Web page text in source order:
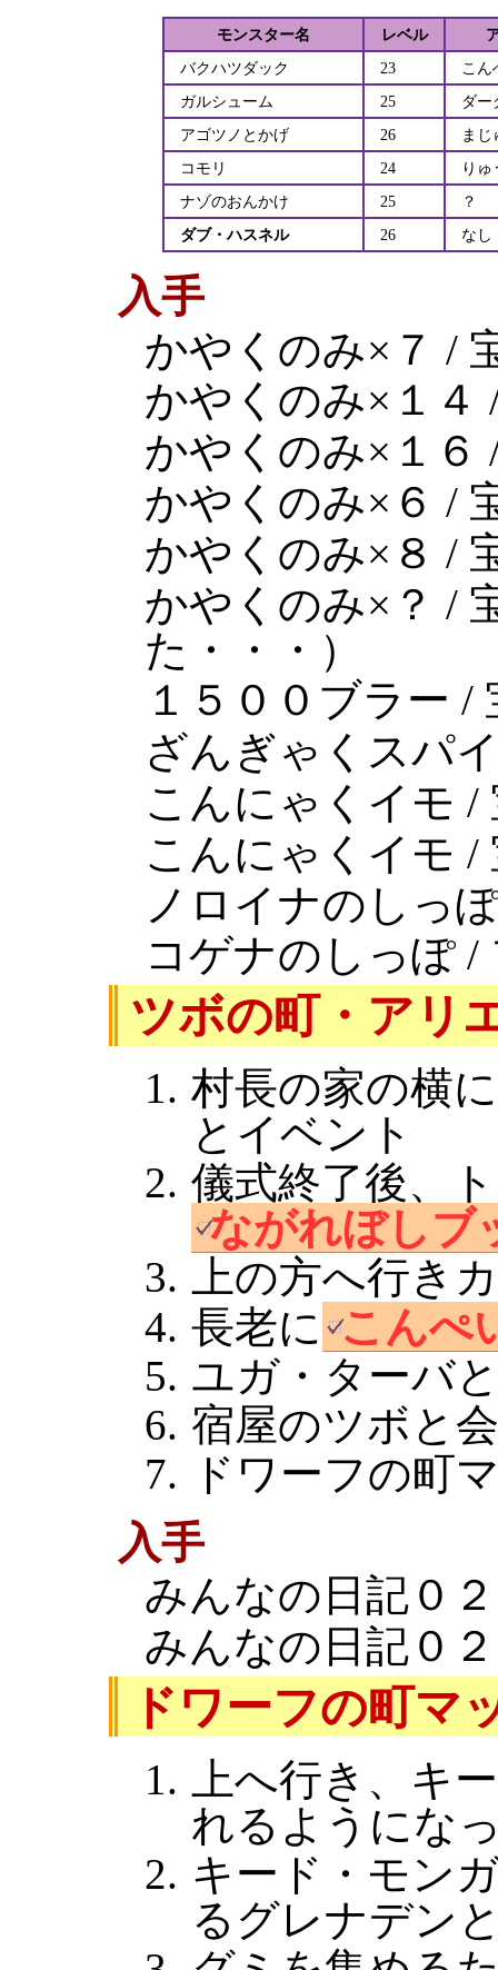
モンスター名 レベル
バクハツダック
23
こん
ガルシューム
25
ダー
アゴツノとかげ
26
ま
コモリ
24
り
ナゾのおんかけ
25
？
ダブ・ハスネル
26 なし
入手
かやくのみ×７ /
かやくのみ×１４
かやくのみ×１６
かやくのみ×６ /
かやくのみ×８ /
かやくのみ×？ /
た・・・）
１５００ブラー /
ざんぎゃくスパ
こんにゃくイモ /
こんにゃくイモ /
ノロイナのしっ
コゲナのしっぽ /
ツボの町・アリ
村長の家の横
とイベント
儀式終了後、
ながれぼしブ
上の方へ行き
長老に こんぺ
ユガ・ターバ
宿屋のツボと
ドワーフの町
入手
みんなの日記０
みんなの日記０
ドワーフの町マ
上へ行き、キ
れるようにな
キード・モン
るグレナデン